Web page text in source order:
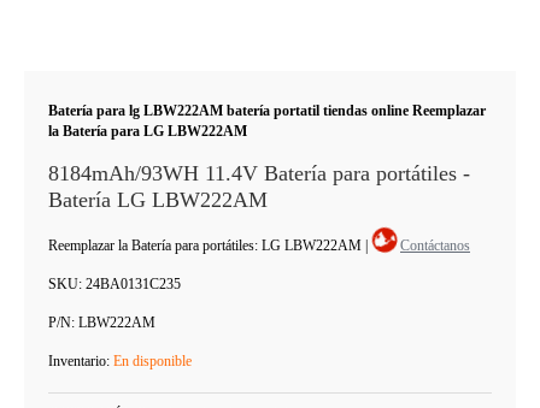
Batería para lg LBW222AM batería portatil tiendas online Reemplazar
la Batería para LG LBW222AM
8184mAh/93WH 11.4V Batería para portátiles -
Batería LG LBW222AM
Reemplazar la Batería para portátiles: LG LBW222AM Contáctanos
SKU: 24BA0131C235
P/N: LBW222AM
Inventario: En disponible